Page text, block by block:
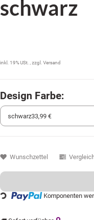
schwarz
inkl. 19% USt. , zzgl. Versand
Design Farbe:
Komponenten
Wunschzettel